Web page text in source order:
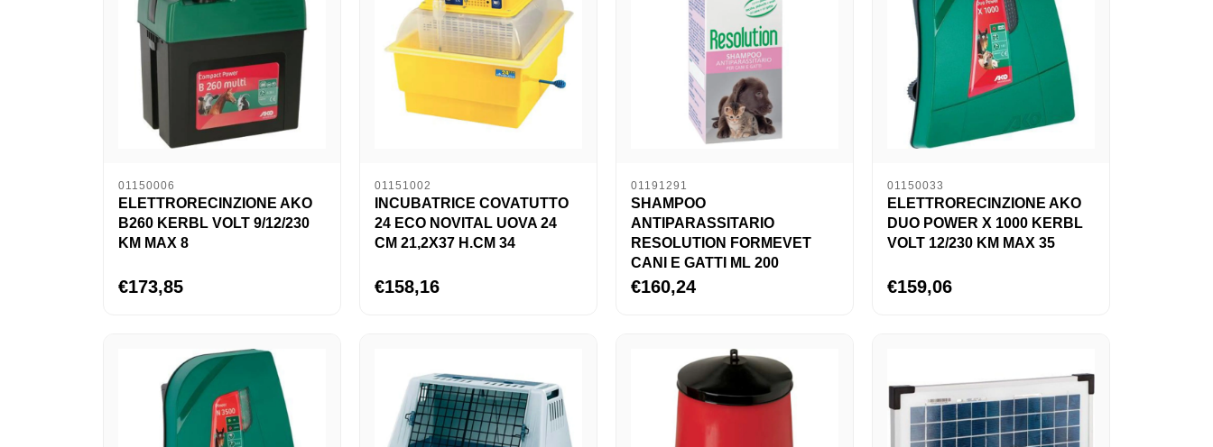
01150006
ELETTRORECINZIONE AKO
B260 KERBL VOLT 9/12/230
KM MAX 8
€173,85
01151002
INCUBATRICE COVATUTTO
24 ECO NOVITAL UOVA 24
CM 21,2X37 H.CM 34
€158,16
01191291
SHAMPOO
ANTIPARASSITARIO
RESOLUTION FORMEVET
CANI E GATTI ML 200
€160,24
01150033
ELETTRORECINZIONE AKO
DUO POWER X 1000 KERBL
VOLT 12/230 KM MAX 35
€159,06